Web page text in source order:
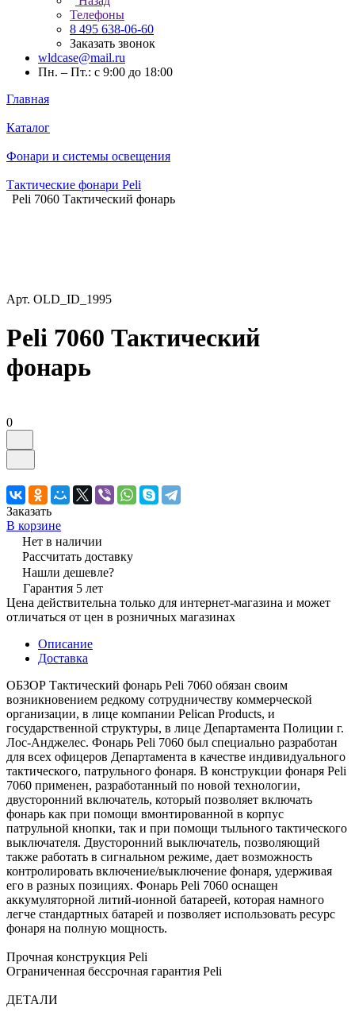
Телефоны
8 495 638-06-60
Заказать звонок
wldcase@mail.ru
Пн. – Пт.: с 9:00 до 18:00
Главная
Каталог
Фонари и системы освещения
Тактические фонари Peli
Peli 7060 Тактический фонарь
Арт. OLD_ID_1995
Peli 7060 Тактический
фонарь
0
Заказать
В корзине
Нет в наличии
Рассчитать доставку
Нашли дешевле?
Гарантия 5 лет
Цена действительна только для интернет-магазина и может
отличаться от цен в розничных магазинах
Описание
Доставка
ОБЗОР Тактический фонарь Peli 7060 обязан своим
возникновением редкому сотрудничеству коммерческой
организации, в лице компании Pelican Products, и
государственной структуры, в лице Департамента Полиции г.
Лос-Анджелес. Фонарь Peli 7060 был специально разработан
для всех офицеров Департамента в качестве индивидуального
тактического, патрульного фонаря. В конструкции фонаря Peli
7060 применен, разработанный по новой технологии,
двусторонний включатель, который позволяет включать
фонарь как при помощи вмонтированной в корпус
патрульной кнопки, так и при помощи тыльного тактического
выключателя. Двусторонний выключатель, позволяющий
также работать в сигнальном режиме, дает возможность
контролировать включение/выключение фонаря, удерживая
его в разных позициях. Фонарь Peli 7060 оснащен
аккумуляторной литий-ионной батареей, которая намного
легче стандартных батарей и позволяет использовать ресурс
фонаря на полную мощность.
Прочная конструкция Peli
Ограниченная бессрочная гарантия Peli
ДЕТАЛИ